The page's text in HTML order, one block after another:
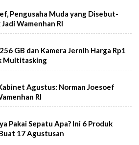
Pengusaha Muda yang Disebut-
Wamenhan RI
GB dan Kamera Jernih Harga Rp1
Multitasking
Agustus: Norman Joesoef
RI
Pakai Sepatu Apa? Ini 6 Produk
17 Agustusan